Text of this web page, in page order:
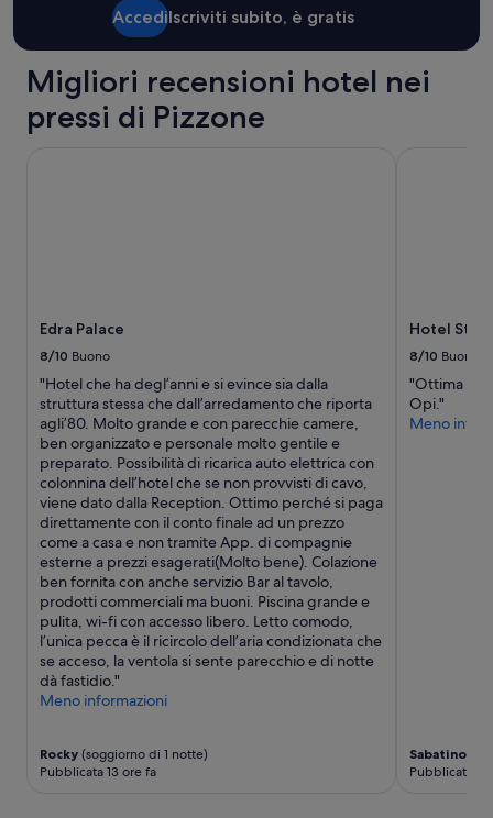
AccediIscriviti subito, è gratis
Migliori recensioni hotel nei
pressi di Pizzone
Edra Palace
8/10 Buono
"Hotel che ha degl’anni e si evince sia dalla
struttura stessa che dall’arredamento che riporta
agli’80. Molto grande e con parecchie camere,
ben organizzato e personale molto gentile e
preparato. Possibilità di ricarica auto elettrica con
colonnina dell’hotel che se non provvisti di cavo,
viene dato dalla Reception. Ottimo perché si paga
direttamente con il conto finale ad un prezzo
come a casa e non tramite App. di compagnie
esterne a prezzi esagerati(Molto bene). Colazione
ben fornita con anche servizio Bar al tavolo,
prodotti commerciali ma buoni. Piscina grande e
pulita, wi-fi con accesso libero. Letto comodo,
l’unica pecca è il ricircolo dell’aria condizionata che
se acceso, la ventola si sente parecchio e di notte
dà fastidio."
Meno informazioni
Rocky (soggiorno di 1 notte)
Pubblicata 13 ore fa
Hotel
8/10 Buono
"Ottima
Opi."
Meno
Sabatino
Pubblicata 2